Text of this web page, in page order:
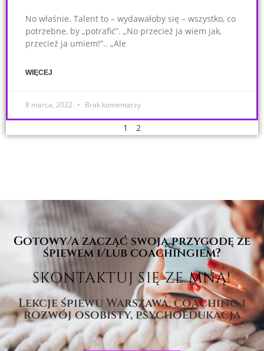
No właśnie. Talent to – wydawałoby się – wszystko, co
potrzebne, by „potrafić”. „No przecież ja wiem jak,
przecież ja umiem!”.. „Ale
WIĘCEJ
8 marca, 2022 Brak komentarzy
1 2
Gotowy/a zacząć swoją przygodę ze
śpiewem i/lub coachingiem?
SKONTAKTUJ SIĘ ZE MNĄ!
Lekcje śpiewu Warszawa, coaching i
rozwój osobisty, psychoedukacja